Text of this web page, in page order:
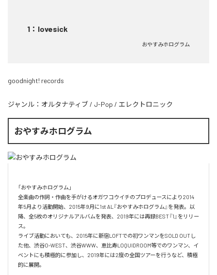
1 ： lovesick
おやすみホログラム
goodnight! records
ジャンル： オルタナティブ / J-Pop / エレクトロニック
おやすみホログラム
「おやすみホログラム」
全楽曲の作詞・作曲を⼿がけるオガワコウイチのプロデュースにより2014
年5⽉より活動開始、2015年9⽉に1st AL『おやすみホログラム』を発表。以
降、全5枚のオリジナルアルバムを発表、2019年には再録BEST『1』をリリー
ス。
ライブ活動においても、2015年に新宿LOFTでの初ワンマンをSOLD OUTし
た他、渋⾕O-WEST、渋⾕WWW、恵⽐寿LOQUIDROOM等でのワンマン、イ
ベントにも積極的に参加し、2019年には2度の全国ツアーを⾏うなど、積極
的に展開。